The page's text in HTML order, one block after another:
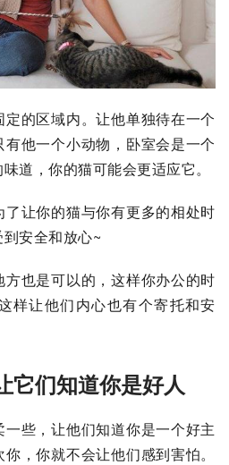
的区域内。让他单独待在一个
他一个小动物，卧室会是一个
道，你的猫可能会更适应它。
让你的猫与你有更多的相处时
安全和放心~
也是可以的，这样你办公的时
样让他们内心也有个寄托和安
它们知道你是好人
些，让他们知道你是一个好主
，你就不会让他们感到害怕。